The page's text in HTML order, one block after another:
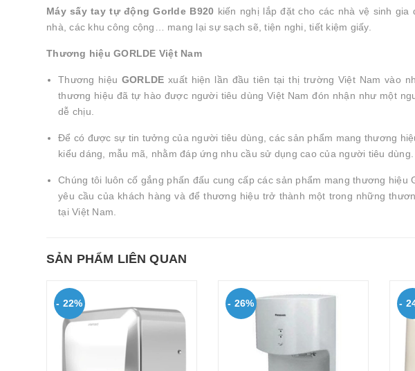
Máy sấy tay tự động Gorlde B920 kiến nghị lắp đặt cho các nhà vệ sinh
nhà, các khu công cộng… mang lại sự sạch sẽ, tiện nghi, tiết kiệm giấy.
Thương hiệu GORLDE Việt Nam
Thương hiệu GORLDE xuất hiện lần đầu tiên tại thị trường Việt Nam vào
thương hiệu đã tự hào được người tiêu dùng Việt Nam đón nhận như một
dễ chịu.
Để có được sự tin tưởng của người tiêu dùng, các sản phẩm mang thương
kiểu dáng, mẫu mã, nhằm đáp ứng nhu cầu sử dụng cao của người tiêu dùng.
Chúng tôi luôn cố gắng phấn đấu cung cấp các sản phẩm mang thương
yêu cầu của khách hàng và để thương hiệu trở thành một trong những
tại Việt Nam.
SẢN PHẨM LIÊN QUAN
- 22% - 26% -